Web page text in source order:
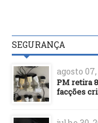
SEGURANÇA
agosto
PM retira
facções